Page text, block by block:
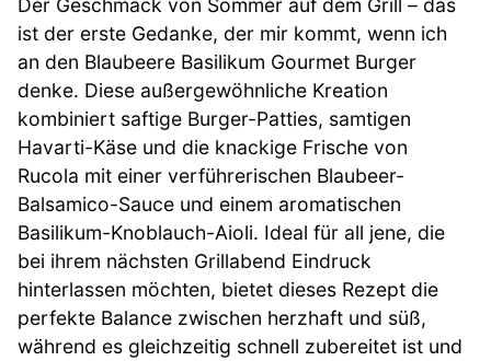
ist der erste Gedanke, der mir kommt, wenn ich
an den Blaubeere Basilikum Gourmet Burger
denke. Diese außergewöhnliche Kreation
kombiniert saftige Burger-Patties, samtigen
Havarti-Käse und die knackige Frische von
Rucola mit einer verführerischen Blaubeer-
Balsamico-Sauce und einem aromatischen
Basilikum-Knoblauch-Aioli. Ideal für all jene, die
bei ihrem nächsten Grillabend Eindruck
hinterlassen möchten, bietet dieses Rezept die
perfekte Balance zwischen herzhaft und süß,
während es gleichzeitig schnell zubereitet ist und